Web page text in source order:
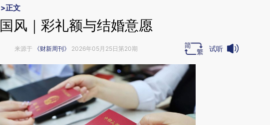
>正文
国风｜彩礼额与结婚意愿
来源于 《财新周刊》 2026年05月25日第20期 试听